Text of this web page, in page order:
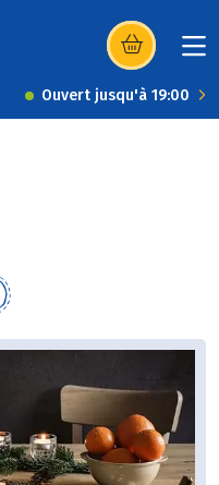
(s’ouvre dans
Ouvert jusqu'à 19:00